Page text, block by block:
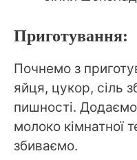
Приготування:
Почнемо з
яйця, цукор, сіль
пишності.
молоко кімнатної
збиваємо.